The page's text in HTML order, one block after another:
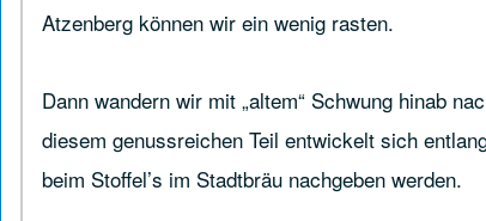
Atzenberg können wir ein wenig rasten.
Dann wandern wir mit „altem“ Schwung hinab
diesem genussreichen Teil entwickelt sich
beim Stoffel’s im Stadtbräu nachgeben werden.